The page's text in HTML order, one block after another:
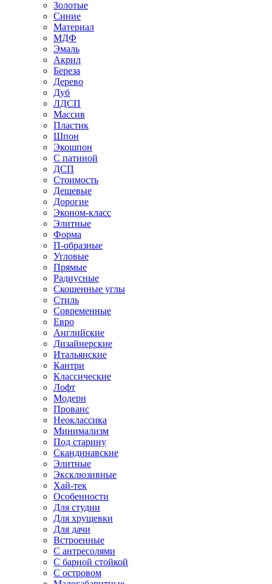
Золотые
Синие
Материал
МДФ
Эмаль
Акрил
Береза
Дерево
Дуб
ЛДСП
Массив
Пластик
Шпон
Экошпон
С патиной
ДСП
Стоимость
Дешевые
Дорогие
Эконом-класс
Элитные
Форма
П-образные
Угловые
Прямые
Радиусные
Скошенные углы
Стиль
Современные
Евро
Английские
Дизайнерские
Итальянские
Кантри
Классические
Лофт
Модерн
Прованс
Неоклассика
Минимализм
Под старину
Скандинавские
Элитные
Эксклюзивные
Хай-тек
Особенности
Для студии
Для хрущевки
Для дачи
Встроенные
С антресолями
С барной стойкой
С островом